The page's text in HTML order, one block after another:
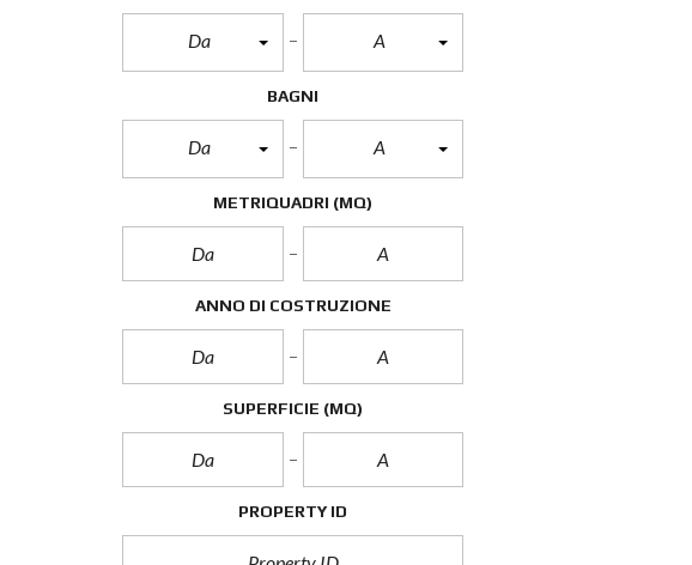
Da A
BAGNI
Da A
METRIQUADRI (MQ)
ANNO DI COSTRUZIONE
SUPERFICIE (MQ)
PROPERTY ID